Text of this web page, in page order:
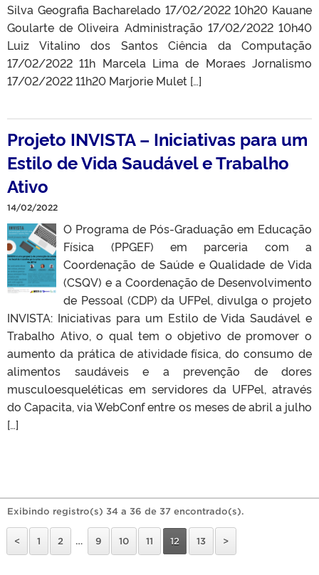
Silva Geografia Bacharelado 17/02/2022 10h20 Kauane
Goularte de Oliveira Administração 17/02/2022 10h40
Luiz Vitalino dos Santos Ciência da Computação
17/02/2022 11h Marcela Lima de Moraes Jornalismo
17/02/2022 11h20 Marjorie Mulet […]
Projeto INVISTA – Iniciativas para um
Estilo de Vida Saudável e Trabalho
Ativo
14/02/2022
O Programa de Pós-Graduação em Educação
Física (PPGEF) em parceria com a
Coordenação de Saúde e Qualidade de Vida
(CSQV) e a Coordenação de Desenvolvimento
de Pessoal (CDP) da UFPel, divulga o projeto
INVISTA: Iniciativas para um Estilo de Vida Saudável e
Trabalho Ativo, o qual tem o objetivo de promover o
aumento da prática de atividade física, do consumo de
alimentos saudáveis e a prevenção de dores
musculoesqueléticas em servidores da UFPel, através
do Capacita, via WebConf entre os meses de abril a julho
[…]
Exibindo registro(s) 34 a 36 de 37 encontrado(s).
< 1 2 … 9 10 11 12 13 >